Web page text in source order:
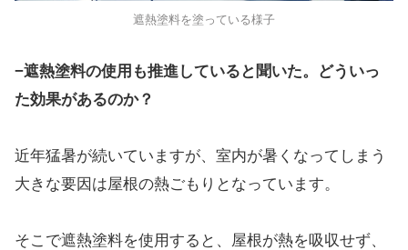
遮熱塗料を塗っている様子
−遮熱塗料の使用も推進していると聞いた。どういっ
た効果があるのか？
近年猛暑が続いていますが、室内が暑くなってしまう
大きな要因は屋根の熱ごもりとなっています。
そこで遮熱塗料を使用すると、屋根が熱を吸収せず、